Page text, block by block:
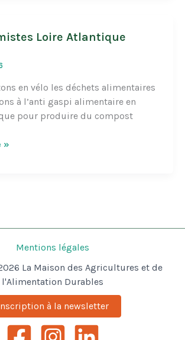
Loire Atlantique
en vélo les déchets alimentaires
à l’anti gaspi alimentaire en
pour produire du compost
»
Mentions légales
La Maison des Agricultures et de
l'Alimentation Durables
à la newsletter